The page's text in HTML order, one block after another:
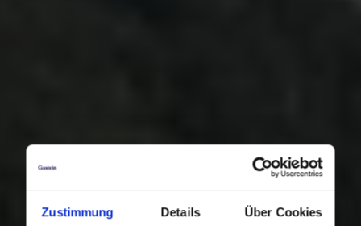
Zustimmung Details Über Cookies